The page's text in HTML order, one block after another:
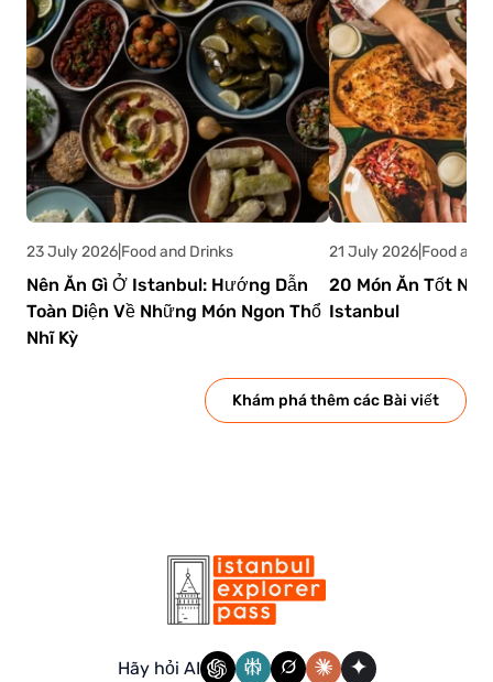
được ưa chuộng trên phạm vi quốc tế.
Khám phá thêm các Bài viết
23 July 2026 Food and Drinks
Nên Ăn Gì Ở Istanbul: Hướng Dẫn
Toàn Diện Về Những Món Ngon Thổ
Nhĩ Kỳ
21 July 2026 Food and
20 Món Ăn Tốt
Istanbul
Hãy hỏi AI